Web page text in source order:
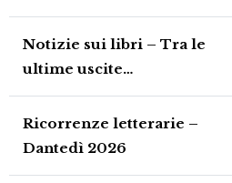
Notizie sui libri – Tra le
ultime uscite…
Ricorrenze letterarie –
Dantedì 2026